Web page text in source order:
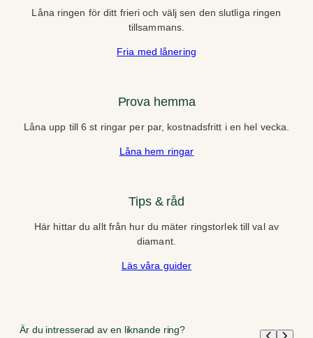
Låna ringen för ditt frieri och välj sen den slutliga ringen
tillsammans.
Fria med lånering
Prova hemma
Låna upp till 6 st ringar per par, kostnadsfritt i en hel vecka.
Låna hem ringar
Tips & råd
Här hittar du allt från hur du mäter ringstorlek till val av
diamant.
Läs våra guider
Är du intresserad av en liknande ring?